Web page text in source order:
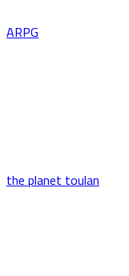
ARPG
the planet toulan